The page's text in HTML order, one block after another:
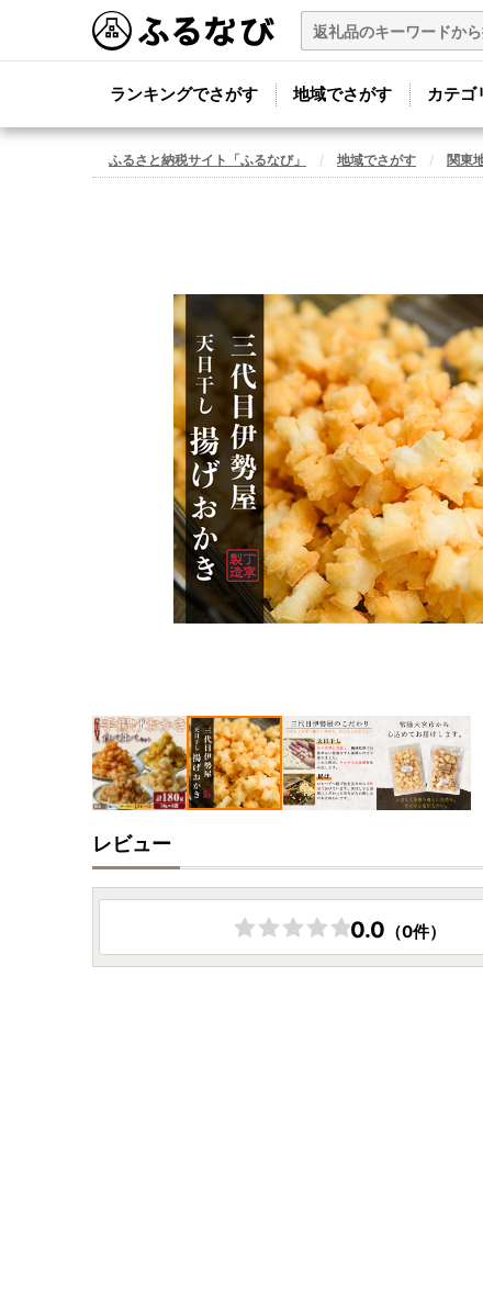
ランキングでさがす 地域でさがす カテゴ
ふるさと納税サイト「ふるなび」 地域でさがす 関東
レビュー
0.0 （0件）